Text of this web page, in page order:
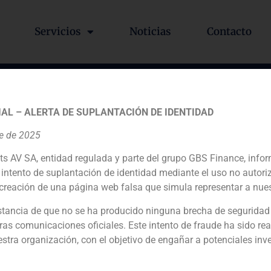
Servicios Noticias Contacto
artículo de Cinco Días
a Bolsa tras el 20D
a otros expertos sectoriales en un artículo de Cinco
celebrado las elecciones generales del 20 de diciembre.
– ALERTA DE SUPLANTACIÓN DE IDENTIDAD
de 2025
AV SA, entidad regulada y parte del grupo GBS Finance,
de suplantación de identidad mediante el uso no
de una página web falsa que simula representar a
de que no se ha producido ninguna brecha de
comunicaciones oficiales. Este intento de fraude ha sido
organización, con el objetivo de engañar a potenciales